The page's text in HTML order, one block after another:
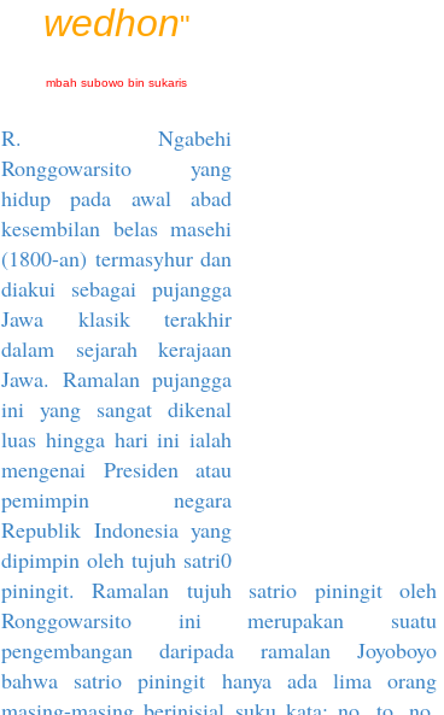
wedhon"
mbah subowo bin sukaris
R. Ngabehi
Ronggowarsito yang
hidup pada awal abad
kesembilan belas masehi
(1800-an) termasyhur dan
diakui sebagai pujangga
Jawa klasik terakhir
dalam sejarah kerajaan
Jawa. Ramalan pujangga
ini yang sangat dikenal
luas hingga hari ini ialah
mengenai Presiden atau
pemimpin negara
Republik Indonesia yang
dipimpin oleh tujuh satri0
piningit. Ramalan tujuh satrio piningit oleh
Ronggowarsito ini merupakan suatu
pengembangan daripada ramalan Joyoboyo
bahwa satrio piningit hanya ada lima orang